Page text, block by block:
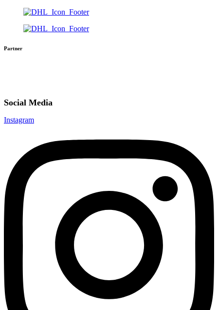
Partner
Social Media
Instagram